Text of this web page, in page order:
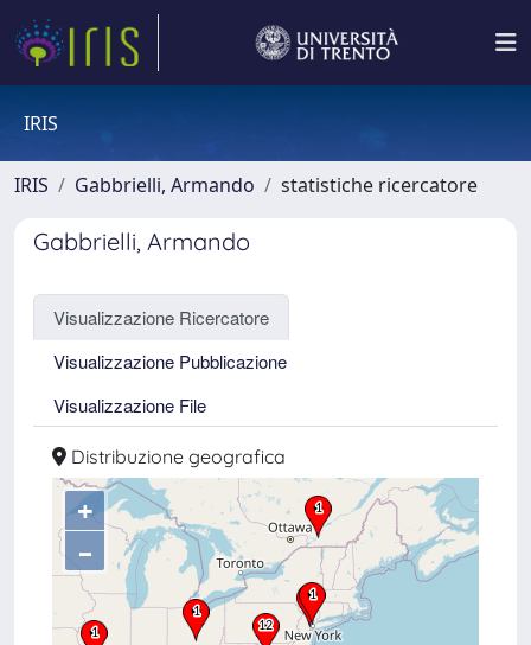
IRIS
IRIS Gabbrielli, Armando statistiche ricercatore
Gabbrielli, Armando
Visualizzazione Ricercatore
Visualizzazione Pubblicazione
Visualizzazione File
Distribuzione geografica
+
–